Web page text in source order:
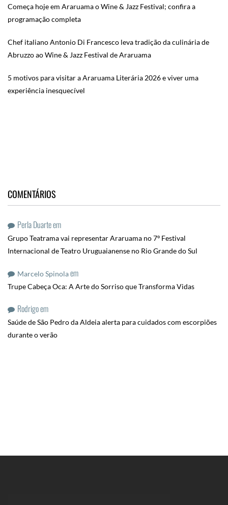
Começa hoje em Araruama o Wine & Jazz Festival; confira a
programação completa
Chef italiano Antonio Di Francesco leva tradição da culinária de
Abruzzo ao Wine & Jazz Festival de Araruama
5 motivos para visitar a Araruama Literária 2026 e viver uma
experiência inesquecível
COMENTÁRIOS
Perla Duarteem
Grupo Teatrama vai representar Araruama no 7º Festival
Internacional de Teatro Uruguaianense no Rio Grande do Sul
Marcelo Spinolaem
Trupe Cabeça Oca: A Arte do Sorriso que Transforma Vidas
Rodrigoem
Saúde de São Pedro da Aldeia alerta para cuidados com escorpiões
durante o verão